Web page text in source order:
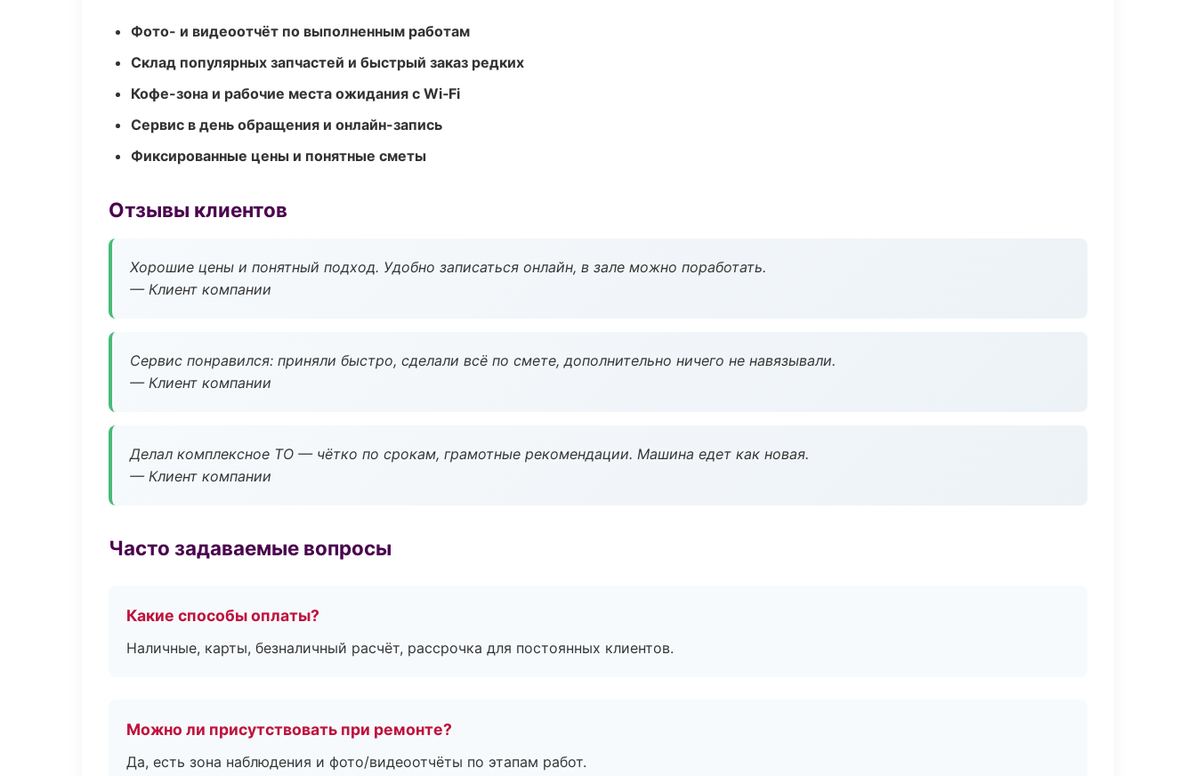
Фото- и видеоотчёт по выполненным работам
Склад популярных запчастей и быстрый заказ редких
Кофе-зона и рабочие места ожидания с Wi‑Fi
Сервис в день обращения и онлайн-запись
Фиксированные цены и понятные сметы
Отзывы клиентов
Хорошие цены и понятный подход. Удобно записаться онлайн, в зале можно поработать.
— Клиент компании
Сервис понравился: приняли быстро, сделали всё по смете, дополнительно ничего не навязывали.
— Клиент компании
Делал комплексное ТО — чётко по срокам, грамотные рекомендации. Машина едет как новая.
— Клиент компании
Часто задаваемые вопросы
Какие способы оплаты?
Наличные, карты, безналичный расчёт, рассрочка для постоянных клиентов.
Можно ли присутствовать при ремонте?
Да, есть зона наблюдения и фото/видеоотчёты по этапам работ.